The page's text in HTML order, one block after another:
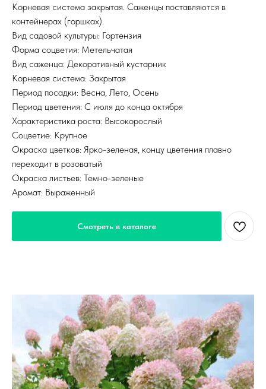
Корневая система закрытая. Саженцы поставляются в
контейнерах (горшках).
Вид садовой культуры: Гортензия
Форма соцветия: Метельчатая
Вид саженца: Декоративный кустарник
Корневая система: Закрытая
Период посадки: Весна, Лето, Осень
Период цветения: С июля до конца октября
Характеристика роста: Высокорослый
Соцветие: Крупное
Окраска цветков: Ярко-зеленая, концу цветения плавно
переходит в розоватый
Окраска листьев: Темно-зеленые
Аромат: Выраженный
Смотреть в каталоге